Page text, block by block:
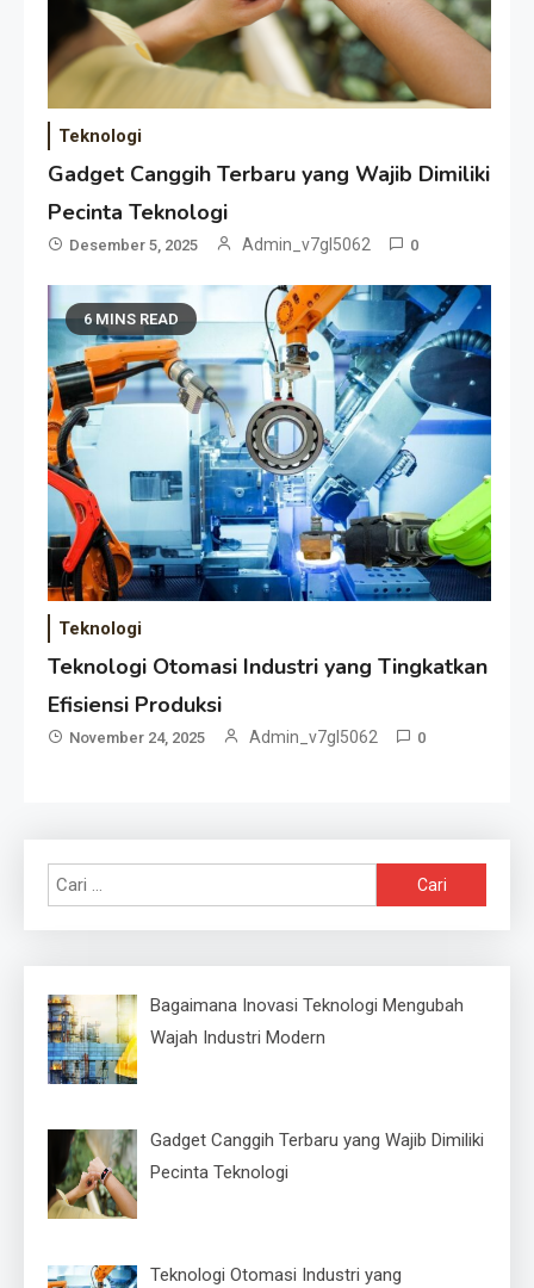
Teknologi
Gadget Canggih Terbaru yang Wajib Dimiliki
Pecinta Teknologi
Desember 5, 2025 Admin_v7gl5062 0
6 MINS READ
Teknologi
Teknologi Otomasi Industri yang Tingkatkan
Efisiensi Produksi
November 24, 2025 Admin_v7gl5062 0
untuk:
Bagaimana Inovasi Teknologi Mengubah
Wajah Industri Modern
Gadget Canggih Terbaru yang Wajib Dimiliki
Pecinta Teknologi
Teknologi Otomasi Industri yang